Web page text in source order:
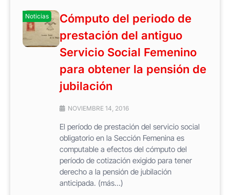
Noticias
Cómputo del periodo de
prestación del antiguo
Servicio Social Femenino
para obtener la pensión de
jubilación
NOVIEMBRE 14, 2016
El período de prestación del servicio social
obligatorio en la Sección Femenina es
computable a efectos del cómputo del
período de cotización exigido para tener
derecho a la pensión de jubilación
anticipada. (más…)